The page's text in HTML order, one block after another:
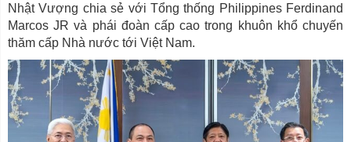
Nhật Vượng chia sẻ với Tổng thống Philippines Ferdinand
Marcos JR và phái đoàn cấp cao trong khuôn khổ chuyến
thăm cấp Nhà nước tới Việt Nam.